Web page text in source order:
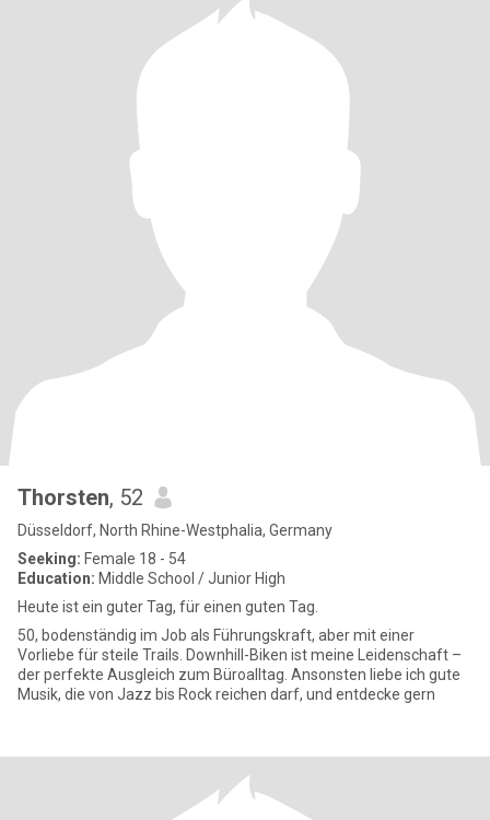
Thorsten, 52
Düsseldorf, North Rhine-Westphalia, Germany
Seeking: Female 18 - 54
Education: Middle School / Junior High
Heute ist ein guter Tag, für einen guten Tag.
50, bodenständig im Job als Führungskraft, aber mit einer
Vorliebe für steile Trails. Downhill-Biken ist meine Leidenschaft –
der perfekte Ausgleich zum Büroalltag. Ansonsten liebe ich gute
Musik, die von Jazz bis Rock reichen darf, und entdecke gern